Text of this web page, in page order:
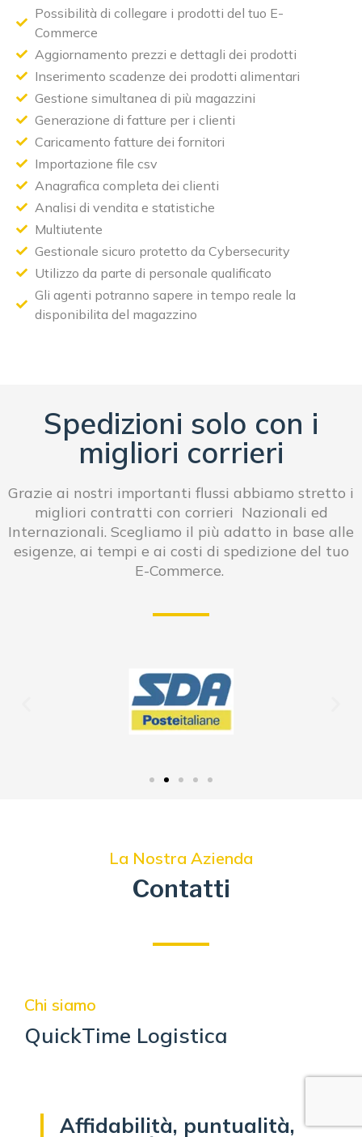
Possibilità di collegare i prodotti del tuo E-
Commerce
Aggiornamento prezzi e dettagli dei prodotti
Inserimento scadenze dei prodotti alimentari
Gestione simultanea di più magazzini
Generazione di fatture per i clienti
Caricamento fatture dei fornitori
Importazione file csv
Anagrafica completa dei clienti
Analisi di vendita e statistiche
Multiutente
Gestionale sicuro protetto da Cybersecurity
Utilizzo da parte di personale qualificato
Gli agenti potranno sapere in tempo reale la
disponibilita del magazzino
Spedizioni solo con i
migliori corrieri
Grazie ai nostri importanti flussi abbiamo stretto i
migliori contratti con corrieri Nazionali ed
Internazionali. Scegliamo il più adatto in base alle
esigenze, ai tempi e ai costi di spedizione del tuo
E-Commerce.
La Nostra Azienda
Contatti
Chi siamo
QuickTime Logistica
Affidabilità, puntualità,